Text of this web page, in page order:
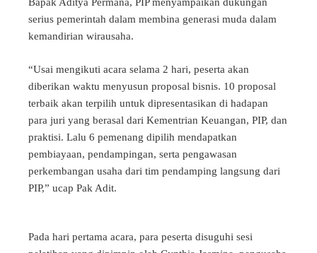
Bapak Aditya Permana, PIPmenyampaikan dukungan
serius pemerintah dalam membina generasi muda dalam
kemandirian wirausaha.
“Usai mengikuti acara selama 2 hari, peserta akan
diberikan waktu menyusun proposal bisnis. 10 proposal
terbaik akan terpilih untuk dipresentasikan di hadapan
para juri yang berasal dari Kementrian Keuangan, PIP, dan
praktisi. Lalu 6 pemenang dipilih mendapatkan
pembiayaan, pendampingan, serta pengawasan
perkembangan usaha dari tim pendamping langsung dari
PIP,” ucap Pak Adit.
Pada hari pertama acara, para peserta disuguhi sesi